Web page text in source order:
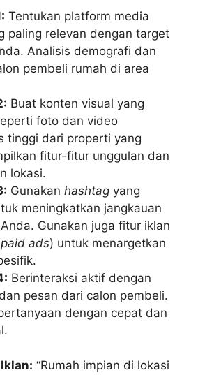
Tentukan platform media
paling relevan dengan target
Analisis demografi dan
pembeli rumah di area
Buat konten visual yang
foto dan video
tinggi dari properti yang
fitur-fitur unggulan dan
lokasi.
Gunakan hashtag yang
meningkatkan jangkauan
Gunakan juga fitur iklan
paid ads) untuk menargetkan
Berinteraksi aktif dengan
pesan dari calon pembeli.
dengan cepat dan
“Rumah impian di lokasi